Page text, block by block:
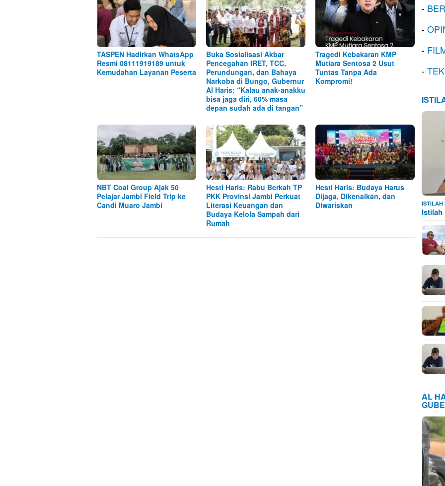
TASPEN Hadirkan WhatsApp
Resmi 08111919189 untuk
Kemudahan Layanan Peserta
Buka Sosialisasi Akbar
Pencegahan IRET, TCC,
Perundungan, dan Bahaya
Narkoba di Bungo, Gubernur
Al Haris: “Kalau anak-anakku
bisa jaga diri, 60% masa
depan sudah ada di tangan”
Tragedi Kebakaran KMP
Mutiara Sentosa 2 Usut
Tuntas Tanpa Ada
Kompromi!
NBT Coal Group Ajak 50
Pelajar Jambi Field Trip ke
Candi Muaro Jambi
Hesti Haris: Rabu Berkah TP
PKK Provinsi Jambi Perkuat
Literasi Keuangan dan
Budaya Kelola Sampah dari
Rumah
Hesti Haris: Budaya Harus
Dijaga, Dikenalkan, dan
Diwariskan
-
-
-
-
ISTILAH
Istilah
AL